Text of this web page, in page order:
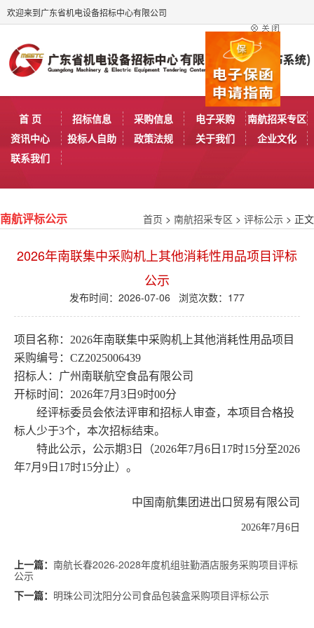
欢迎来到广东省机电设备招标中心有限公司
首 页 招标信息 采购信息 电子采购
南航招采专区
资讯中心
投标人自助 政策法规 关于我们
企业文化
联系我们
南航评标公示 首页 > 南航招采专区 > 评标公示 > 正文
2026年南联集中采购机上其他消耗性用品项目评标
公示
发布时间：2026-07-06 浏览次数： 177
项目名称： 2026年南联集中采购机上其他消耗性用品项目
采购编号： CZ2025006439
招标人：广州南联航空食品有限公司
开标时间： 2026年7月 3 日 9时00分
经评标委员会依法评审和招标人审查，本项目合格投
标人少于3个，本次招标结束。
特此公示，公示期3日（2026年7月 6 日 17时15分至2026
年7月 9 日 17时15分止）。
中国南航集团进出口贸易有限公司
2026年7月 6 日
上一篇： 南航长春2026-2028年度机组驻勤酒店服务采购项目评标
公示
下一篇： 明珠公司沈阳分公司食品包装盒采购项目评标公示